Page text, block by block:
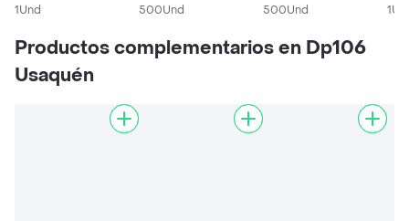
Milimetrica X 25 Hojas
1Und
500Und
500Und
Productos complementarios en Dp106
Usaquén